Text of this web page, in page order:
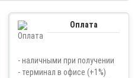
Оплата
- наличными при получении
- терминал в офисе (+1%)